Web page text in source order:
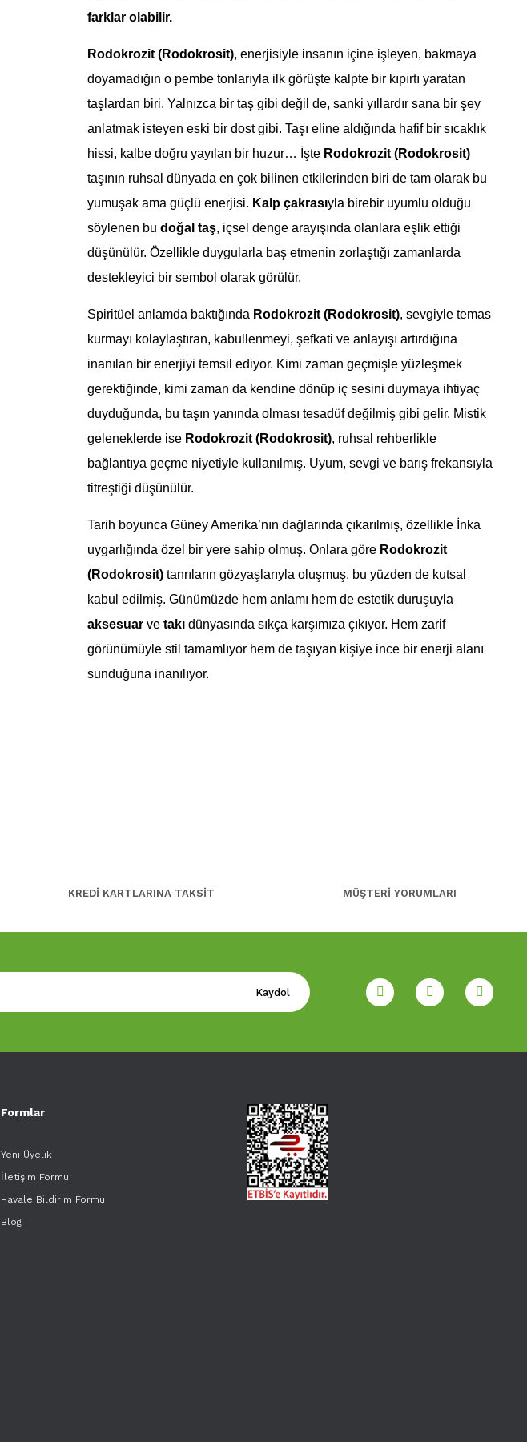
farklar olabilir.
Rodokrozit (Rodokrosit), enerjisiyle insanın içine işleyen, bakmaya
doyamadığın o pembe tonlarıyla ilk görüşte kalpte bir kıpırtı yaratan
taşlardan biri. Yalnızca bir taş gibi değil de, sanki yıllardır sana bir şey
anlatmak isteyen eski bir dost gibi. Taşı eline aldığında hafif bir sıcaklık
hissi, kalbe doğru yayılan bir huzur… İşte Rodokrozit (Rodokrosit)
taşının ruhsal dünyada en çok bilinen etkilerinden biri de tam olarak bu
yumuşak ama güçlü enerjisi. Kalp çakrasıyla birebir uyumlu olduğu
söylenen bu doğal taş, içsel denge arayışında olanlara eşlik ettiği
düşünülür. Özellikle duygularla baş etmenin zorlaştığı zamanlarda
destekleyici bir sembol olarak görülür.
Spiritüel anlamda baktığında Rodokrozit (Rodokrosit), sevgiyle temas
kurmayı kolaylaştıran, kabullenmeyi, şefkati ve anlayışı artırdığına
inanılan bir enerjiyi temsil ediyor. Kimi zaman geçmişle yüzleşmek
gerektiğinde, kimi zaman da kendine dönüp iç sesini duymaya ihtiyaç
duyduğunda, bu taşın yanında olması tesadüf değilmiş gibi gelir. Mistik
geleneklerde ise Rodokrozit (Rodokrosit), ruhsal rehberlikle
bağlantıya geçme niyetiyle kullanılmış. Uyum, sevgi ve barış frekansıyla
titreştiği düşünülür.
Tarih boyunca Güney Amerika’nın dağlarında çıkarılmış, özellikle İnka
uygarlığında özel bir yere sahip olmuş. Onlara göre Rodokrozit
(Rodokrosit)tanrıların gözyaşlarıyla oluşmuş, bu yüzden de kutsal
kabul edilmiş. Günümüzde hem anlamı hem de estetik duruşuyla
aksesuar ve takı dünyasında sıkça karşımıza çıkıyor. Hem zarif
görünümüyle stil tamamlıyor hem de taşıyan kişiye ince bir enerji alanı
sunduğuna inanılıyor.
KREDİ KARTLARINA TAKSİT MÜŞTERİ YORUMLARI
Kaydol
Formlar
Yeni Üyelik
İletişim Formu
Havale Bildirim Formu
Blog